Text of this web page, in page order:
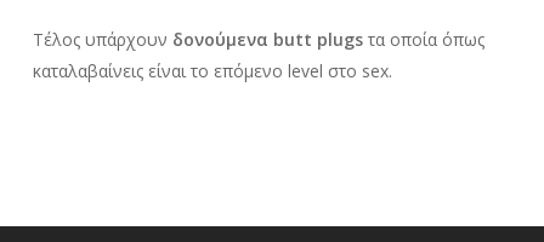
Τέλος υπάρχουν δονούμενα butt plugsτα οποία όπως
καταλαβαίνεις είναι το επόμενο level στο sex.